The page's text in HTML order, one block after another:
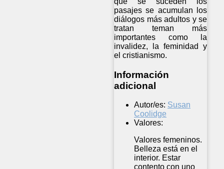
pasajes se acumulan los
diálogos más adultos y se
tratan teman más
importantes como la
invalidez, la feminidad y
el cristianismo.
Información
adicional
Autor/es: Susan
Coolidge
Valores:
Valores femeninos.
Belleza está en el
interior. Estar
contento con uno